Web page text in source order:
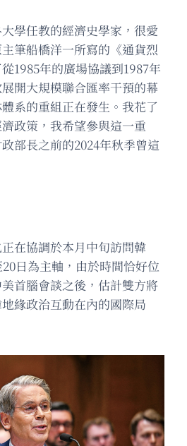
學任教的經濟史學家，很愛
筆船橋洋一所寫的《通貨烈
1985年的廣場協議到1987年
開大規模聯合匯率干預的幕
系的重組正在發生。我花了
政策，我希望參與這一重
部長之前的2024年秋季曾這
在協調於本月中旬訪問韓
日為主軸，由於時間恰好位
首腦會談之後，估計雙方將
緣政治互動在內的國際局